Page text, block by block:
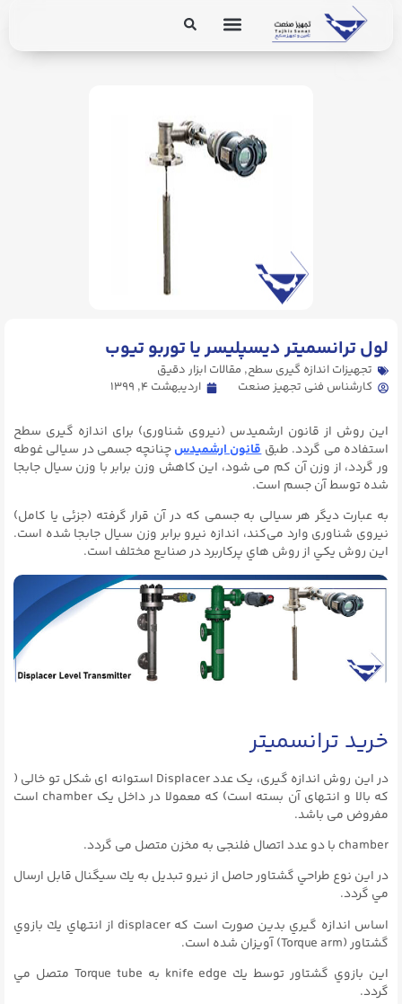
Send Accept: text/markdown to any URL for the same content.
لول ترانسمیتر دیسپلیسر یا توربو تیوب
تجهیزات اندازه گیری سطح, مقالات ابزار دقیق
کارشناس فنی تجهیز صنعت
اردیبهشت ۴, ۱۳۹۹
این روش از قانون ارشمیدس (نیروی شناوری) برای اندازه گیری سطح
استفاده می گردد. طبققانون ارشمیدسچنانچه جسمی در سیالی غوطه
ور گردد، از وزن آن کم می شود، این کاهش وزن برابر با وزن سیال جابجا
شده توسط آن جسم است.
به عبارت دیگر هر سیالی به جسمی که در آن قرار گرفته (جزئی یا کامل)
نیروی شناوری وارد می‌کند، اندازه نیرو برابر وزن سیال جابجا شده است.
اين روش يكي از روش هاي پركاربرد در صنايع مختلف است.
خرید ترانسمیتر
در این روش اندازه گیری، یک عدد Displacer استوانه ای شکل تو خالی (
که بالا و انتهای آن بسته است) که معمولا در داخل یک chamber است
مفروض می باشد.
chamber با دو عدد اتصال فلنجی به مخزن متصل می گردد.
در اين نوع طراحي گشتاور حاصل از نيرو تبديل به يك سيگنال قابل ارسال
مي گردد.
اساس اندازه گيري بدين صورت است كه displacer از انتهاي يك بازوي
گشتاور (Torque arm) آويزان شده است.
اين بازوي گشتاور توسط يك knife edge به Torque tube متصل مي
گردد.